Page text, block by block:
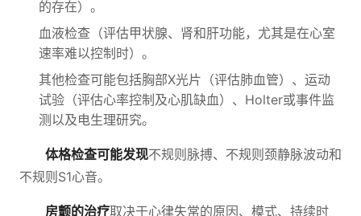
的存在）。
血液检查（评估甲状腺、肾和肝功能，尤其是在心室
速率难以控制时）。
其他检查可能包括胸部X光片（评估肺血管）、运动
试验（评估心率控制及心肌缺血）、Holter或事件监
测以及电生理研究。
体格检查可能发现不规则脉搏、不规则颈静脉波动和
不规则S1心音。
房颤的治疗取决于心律失常的原因、模式、持续时